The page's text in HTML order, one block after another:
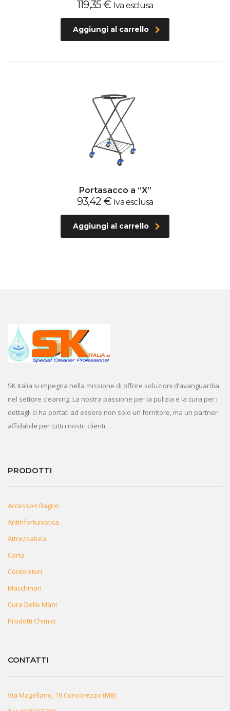
119,35€ Iva esclusa
Aggiungi al carrello
Portasacco a “X”
93,42 € Iva esclusa
Aggiungi al carrello
SK Italia si impegna nella missione di offrire soluzioni d’avanguardia
nel settore cleaning. La nostra passione per la pulizia e la cura per i
dettagli ci ha portati ad essere non solo un fornitore, ma un partner
affidabile per tutti i nostri clienti.
PRODOTTI
Accessori Bagno
Antinfortunistica
Attrezzatura
Carta
Contenitori
Macchinari
Cura Delle Mani
Prodotti Chimici
CONTATTI
Via Magellano, 19 Concorezzo (MB)